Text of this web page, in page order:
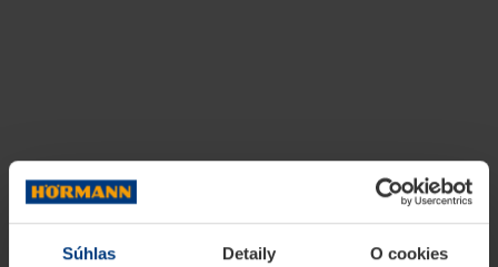
Súhlas Detaily O cookies